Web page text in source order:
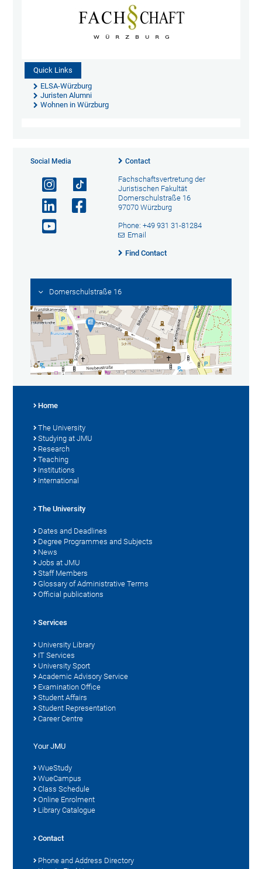
Quick Links
ELSA-Würzburg
Juristen Alumni
Wohnen in Würzburg
Social Media Contact
Fachschaftsvertretung der
Juristischen Fakultät
Domerschulstraße 16
97070 Würzburg
Phone: +49 931 31-81284
Email
Find Contact
Domerschulstraße 16
Home
The University
Studying at JMU
Research
Teaching
Institutions
International
The University
Dates and Deadlines
Degree Programmes and Subjects
News
Jobs at JMU
Staff Members
Glossary of Administrative Terms
Official publications
Services
University Library
IT Services
University Sport
Academic Advisory Service
Examination Office
Student Affairs
Student Representation
Career Centre
Your JMU
WueStudy
WueCampus
Class Schedule
Online Enrolment
Library Catalogue
Contact
Phone and Address Directory